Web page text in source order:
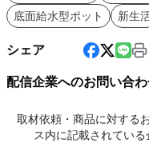
底面給水型ポット
新生
シェア
配信企業へのお問い合
取材依頼・商品に対する
ス内に記載されている